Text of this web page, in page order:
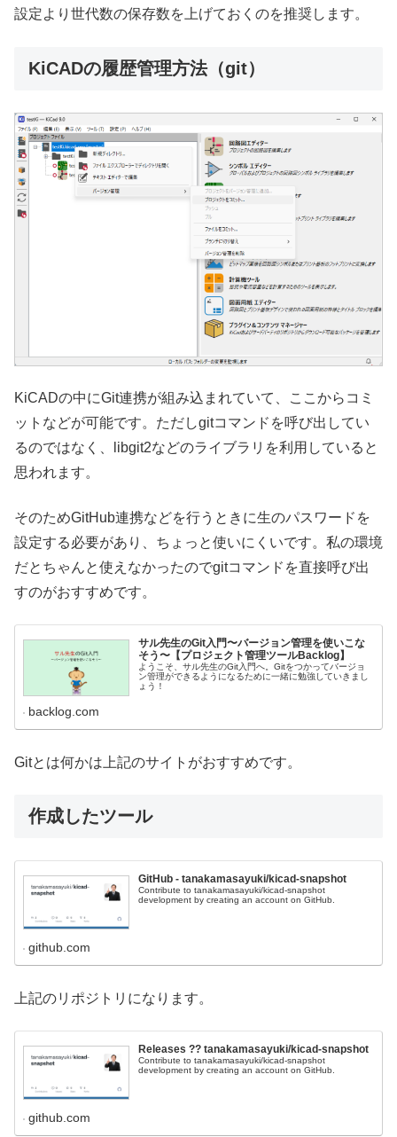
設定より世代数の保存数を上げておくのを推奨します。
KiCADの履歴管理方法（git）
KiCADの中にGit連携が組み込まれていて、ここからコミ
ットなどが可能です。ただしgitコマンドを呼び出してい
るのではなく、libgit2などのライブラリを利用していると
思われます。
そのためGitHub連携などを行うときに生のパスワードを
設定する必要があり、ちょっと使いにくいです。私の環境
だとちゃんと使えなかったのでgitコマンドを直接呼び出
すのがおすすめです。
サル先生のGit入門〜バージョン管理を使いこな
そう〜【プロジェクト管理ツールBacklog】
ようこそ、サル先生のGit入門へ。Gitをつかってバージョ
ン管理ができるようになるために一緒に勉強していきまし
ょう！
backlog.com
Gitとは何かは上記のサイトがおすすめです。
作成したツール
GitHub - tanakamasayuki/kicad-snapshot
Contribute to tanakamasayuki/kicad-snapshot
development by creating an account on GitHub.
github.com
上記のリポジトリになります。
Releases ?? tanakamasayuki/kicad-snapshot
Contribute to tanakamasayuki/kicad-snapshot
development by creating an account on GitHub.
github.com